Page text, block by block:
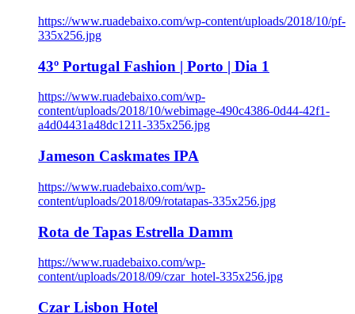
https://www.ruadebaixo.com/wp-content/uploads/2018/10/pf-
335x256.jpg
43º Portugal Fashion | Porto | Dia 1
https://www.ruadebaixo.com/wp-
content/uploads/2018/10/webimage-490c4386-0d44-42f1-
a4d04431a48dc1211-335x256.jpg
Jameson Caskmates IPA
https://www.ruadebaixo.com/wp-
content/uploads/2018/09/rotatapas-335x256.jpg
Rota de Tapas Estrella Damm
https://www.ruadebaixo.com/wp-
content/uploads/2018/09/czar_hotel-335x256.jpg
Czar Lisbon Hotel